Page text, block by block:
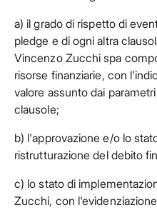
a) il grado di rispetto di
pledge e di ogni altra
Vincenzo Zucchi spa
risorse finanziarie, con
valore assunto dai
clausole;
b) l'approvazione e/o lo
ristrutturazione del debito
c) lo stato di
Zucchi, con